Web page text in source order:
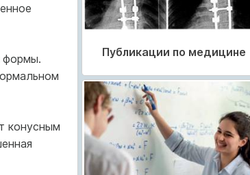
формы.
конусным
Публикации по медицине